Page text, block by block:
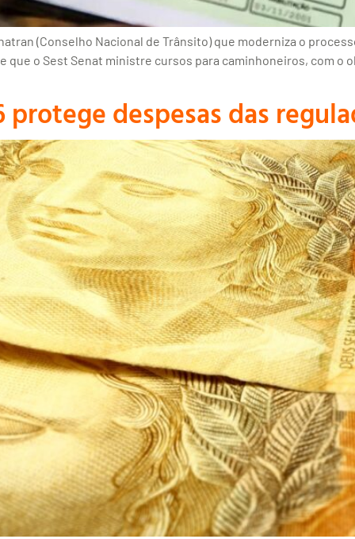
(Conselho Nacional de Trânsito) que moderniza o
que o Sest Senat ministre cursos para caminhoneiros, com
protege despesas das